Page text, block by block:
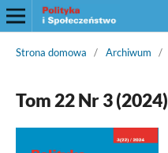
Strona domowa / Archiwum /
Tom 22 Nr 3 (2024)